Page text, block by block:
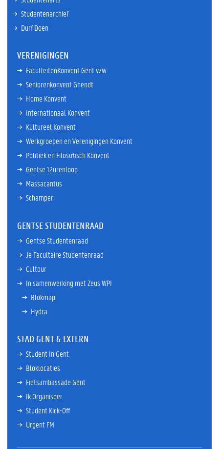
Studentenarchief
Durf Doen
VERENIGINGEN
FaculteitenKonvent Gent vzw
Seniorenkonvent Ghendt
Home Konvent
Internationaal Konvent
Kultureel Konvent
Werkgroepen en Verenigingen Konvent
Politiek en Filosofisch Konvent
Gentse 12urenloop
Massacantus
Schamper
GENTSE STUDENTENRAAD
Gentse Studentenraad
Je Facultaire Studentenraad
Cultour
In samenwerking met Zeus WPI
Blokmap
Hydra
STAD GENT & EXTERN
Student In Gent
Bloklocaties
Fietsambassade Gent
Ik Organiseer
Student Kick-Off
Urgent FM